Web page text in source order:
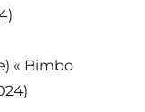
« Bimbo